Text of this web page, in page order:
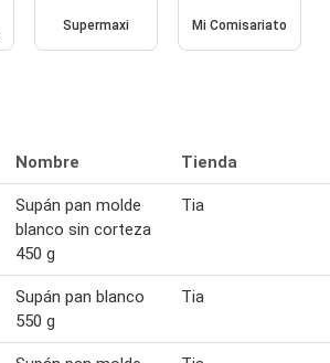
Supermaxi Mi Comisariato
Nombre Tienda
Supán pan molde
blanco sin corteza
450 g
Tia
Supán pan blanco
550 g
Tia